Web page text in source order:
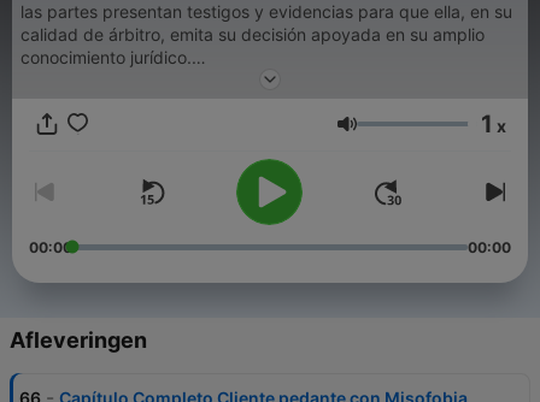
las partes presentan testigos y evidencias para que ella, en su
calidad de árbitro, emita su decisión apoyada en su amplio
conocimiento jurídico.
Volume 1 x
00:00 00:00
Afleveringen